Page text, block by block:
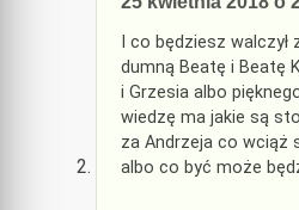
I co będziesz walczył
dumną Beatę i Beatę
i Grzesia albo
wiedzę ma jakie są
za Andrzeja co wciąż
albo co być może